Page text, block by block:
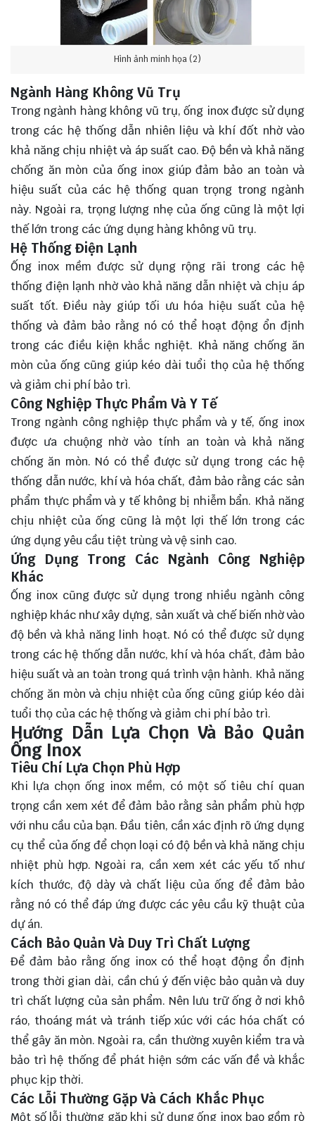
Hình ảnh minh họa (2)
Ngành Hàng Không Vũ Trụ
Trong ngành hàng không vũ trụ, ống inox được sử dụng
trong các hệ thống dẫn nhiên liệu và khí đốt nhờ vào
khả năng chịu nhiệt và áp suất cao. Độ bền và khả năng
chống ăn mòn của ống inox giúp đảm bảo an toàn và
hiệu suất của các hệ thống quan trọng trong ngành
này. Ngoài ra, trọng lượng nhẹ của ống cũng là một lợi
thế lớn trong các ứng dụng hàng không vũ trụ.
Hệ Thống Điện Lạnh
Ống inox mềm được sử dụng rộng rãi trong các hệ
thống điện lạnh nhờ vào khả năng dẫn nhiệt và chịu áp
suất tốt. Điều này giúp tối ưu hóa hiệu suất của hệ
thống và đảm bảo rằng nó có thể hoạt động ổn định
trong các điều kiện khắc nghiệt. Khả năng chống ăn
mòn của ống cũng giúp kéo dài tuổi thọ của hệ thống
và giảm chi phí bảo trì.
Công Nghiệp Thực Phẩm Và Y Tế
Trong ngành công nghiệp thực phẩm và y tế, ống inox
được ưa chuộng nhờ vào tính an toàn và khả năng
chống ăn mòn. Nó có thể được sử dụng trong các hệ
thống dẫn nước, khí và hóa chất, đảm bảo rằng các sản
phẩm thực phẩm và y tế không bị nhiễm bẩn. Khả năng
chịu nhiệt của ống cũng là một lợi thế lớn trong các
ứng dụng yêu cầu tiệt trùng và vệ sinh cao.
Ứng Dụng Trong Các Ngành Công Nghiệp
Khác
Ống inox cũng được sử dụng trong nhiều ngành công
nghiệp khác như xây dựng, sản xuất và chế biến nhờ vào
độ bền và khả năng linh hoạt. Nó có thể được sử dụng
trong các hệ thống dẫn nước, khí và hóa chất, đảm bảo
hiệu suất và an toàn trong quá trình vận hành. Khả năng
chống ăn mòn và chịu nhiệt của ống cũng giúp kéo dài
tuổi thọ của các hệ thống và giảm chi phí bảo trì.
Hướng Dẫn Lựa Chọn Và Bảo Quản
Ống Inox
Tiêu Chí Lựa Chọn Phù Hợp
Khi lựa chọn ống inox mềm, có một số tiêu chí quan
trọng cần xem xét để đảm bảo rằng sản phẩm phù hợp
với nhu cầu của bạn. Đầu tiên, cần xác định rõ ứng dụng
cụ thể của ống để chọn loại có độ bền và khả năng chịu
nhiệt phù hợp. Ngoài ra, cần xem xét các yếu tố như
kích thước, độ dày và chất liệu của ống để đảm bảo
rằng nó có thể đáp ứng được các yêu cầu kỹ thuật của
dự án.
Cách Bảo Quản Và Duy Trì Chất Lượng
Để đảm bảo rằng ống inox có thể hoạt động ổn định
trong thời gian dài, cần chú ý đến việc bảo quản và duy
trì chất lượng của sản phẩm. Nên lưu trữ ống ở nơi khô
ráo, thoáng mát và tránh tiếp xúc với các hóa chất có
thể gây ăn mòn. Ngoài ra, cần thường xuyên kiểm tra và
bảo trì hệ thống để phát hiện sớm các vấn đề và khắc
phục kịp thời.
Các Lỗi Thường Gặp Và Cách Khắc Phục
Một số lỗi thường gặp khi sử dụng ống inox bao gồm rò